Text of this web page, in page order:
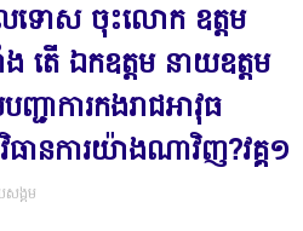
ោលទោស ចុះលោក ឧត្តម
តើ ឯកឧត្តម នាយឧត្តម
ាការកងរាជអាវុធ
ធានការយ៉ាងណាវិញ?វគ្គ១
ង្គម